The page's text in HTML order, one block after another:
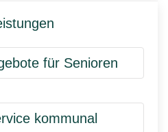
für Senioren
kommunal